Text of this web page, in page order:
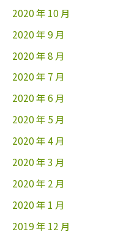
2020 年 10 月
2020 年 9 月
2020 年 8 月
2020 年 7 月
2020 年 6 月
2020 年 5 月
2020 年 4 月
2020 年 3 月
2020 年 2 月
2020 年 1 月
2019 年 12 月